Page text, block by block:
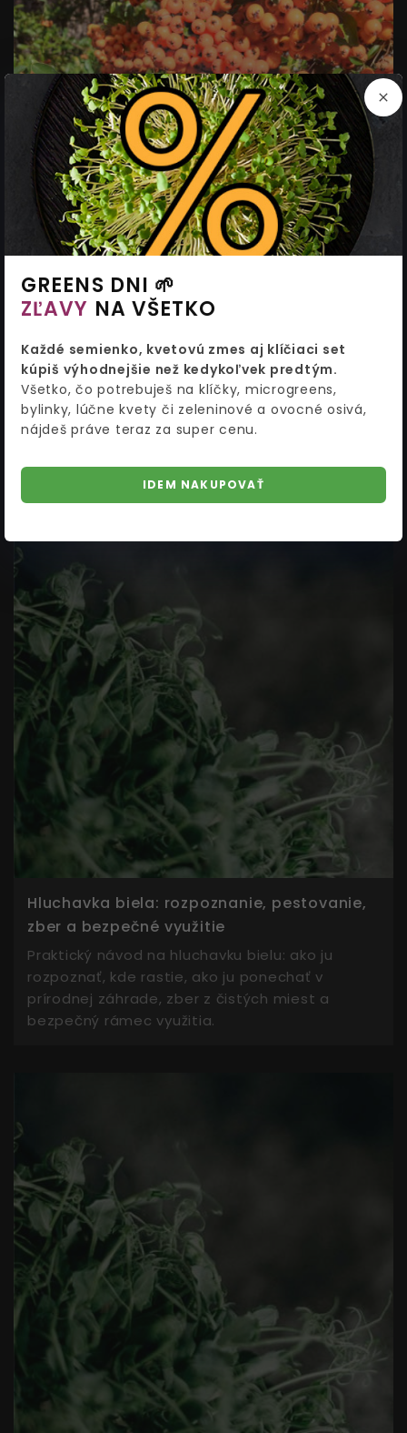
samičie rastliny, zber plodov
Praktický návod na pestovanie rakytníka:
samčie a samičie rastliny, slnečné miesto,
pôda, výsadba, rez, výmladky, zber a
Hluchavka biela: rozpoznanie, pestovanie,
zber a bezpečné využitie
Praktický návod na hluchavku bielu: ako ju
rozpoznať, kde rastie, ako ju ponechať v
prírodnej záhrade, zber z čistých miest a
bezpečný rámec využitia.
GREENS DNI 🌱
ZĽAVY NA VŠETKO
Každé semienko, kvetovú zmes aj klíčiaci set
kúpiš výhodnejšie než kedykoľvek predtým.
Všetko, čo potrebuješ na klíčky, microgreens,
bylinky, lúčne kvety či zeleninové a ovocné osivá,
nájdeš práve teraz za super cenu.
IDEM NAKUPOVAŤ